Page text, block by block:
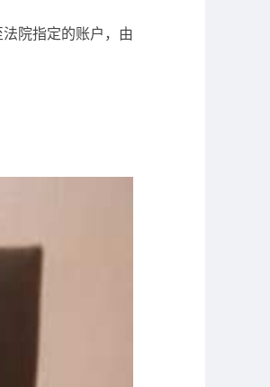
院指定的账户，由